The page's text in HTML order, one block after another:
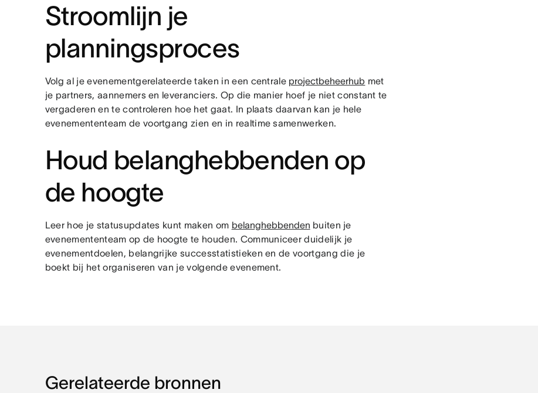
Stroomlijn je
planningsproces
Volg al je evenementgerelateerde taken in een centrale projectbeheerhub met
je partners, aannemers en leveranciers. Op die manier hoef je niet constant te
vergaderen en te controleren hoe het gaat. In plaats daarvan kan je hele
evenemententeam de voortgang zien en in realtime samenwerken.
Houd belanghebbenden op
de hoogte
Leer hoe je statusupdates kunt maken om belanghebbenden buiten je
evenemententeam op de hoogte te houden. Communiceer duidelijk je
evenementdoelen, belangrijke successtatistieken en de voortgang die je
boekt bij het organiseren van je volgende evenement.
Gerelateerde bronnen